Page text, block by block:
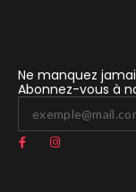
Ne manquez
Abonnez-vous à